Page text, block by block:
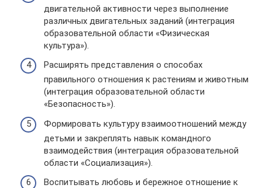
двигательной активности через выполнение
различных двигательных заданий (интеграция
образовательной области «Физическая
культура»).
Расширять представления о способах
правильного отношения к растениям и животным
(интеграция образовательной области
«Безопасность»).
Формировать культуру взаимоотношений между
детьми и закреплять навык командного
взаимодействия (интеграция образовательной
области «Социализация»).
Воспитывать любовь и бережное отношение к